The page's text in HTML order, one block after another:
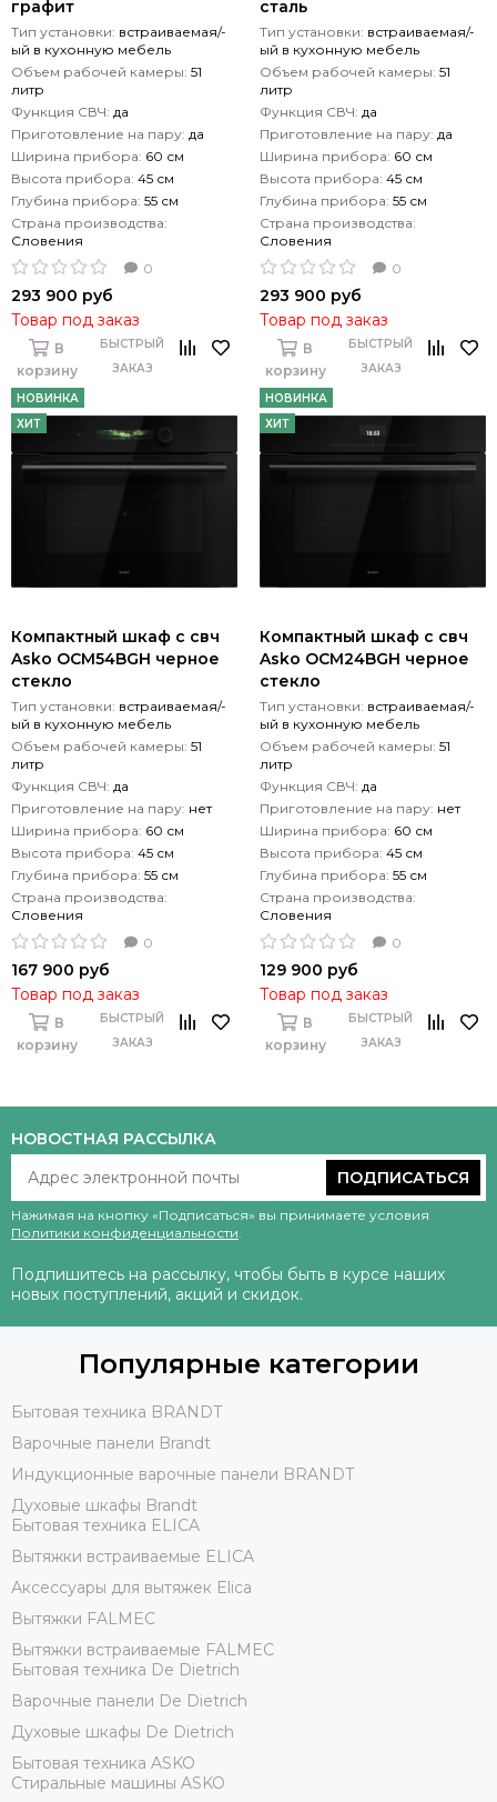
графит
Тип установки: встраиваемая/-
ый в кухонную мебель
Объем рабочей камеры: 51
литр
Функция СВЧ: да
Приготовление на пару: да
Ширина прибора: 60 см
Высота прибора: 45 см
Глубина прибора: 55 см
Страна производства:
Словения
0
293 900 руб
Товар под заказ
В
корзину
БЫСТРЫЙ
ЗАКАЗ
сталь
Тип установки: встраиваемая/-
ый в кухонную мебель
Объем рабочей камеры: 51
литр
Функция СВЧ: да
Приготовление на пару: да
Ширина прибора: 60 см
Высота прибора: 45 см
Глубина прибора: 55 см
Страна производства:
Словения
0
293 900 руб
Товар под заказ
В
корзину
БЫСТРЫЙ
ЗАКАЗ
НОВИНКА
ХИТ
Компактный шкаф с свч
Asko OCM54BGH черное
стекло
Тип установки: встраиваемая/-
ый в кухонную мебель
Объем рабочей камеры: 51
литр
Функция СВЧ: да
Приготовление на пару: нет
Ширина прибора: 60 см
Высота прибора: 45 см
Глубина прибора: 55 см
Страна производства:
Словения
0
167 900 руб
Товар под заказ
В
корзину
БЫСТРЫЙ
ЗАКАЗ
НОВИНКА
ХИТ
Компактный шкаф с свч
Asko OCM24BGH черное
стекло
Тип установки: встраиваемая/-
ый в кухонную мебель
Объем рабочей камеры: 51
литр
Функция СВЧ: да
Приготовление на пару: нет
Ширина прибора: 60 см
Высота прибора: 45 см
Глубина прибора: 55 см
Страна производства:
Словения
0
129 900 руб
Товар под заказ
В
корзину
БЫСТРЫЙ
ЗАКАЗ
НОВОСТНАЯ РАССЫЛКА
ПОДПИСАТЬСЯ
Нажимая на кнопку «Подписаться» вы принимаете условия
Политики конфиденциальности
Подпишитесь на рассылку, чтобы быть в курсе наших
новых поступлений, акций и скидок.
Популярные категории
Бытовая техника BRANDT
Варочные панели Brandt
Индукционные варочные панели BRANDT
Духовые шкафы Brandt
Бытовая техника ELICA
Вытяжки встраиваемые ELICA
Аксессуары для вытяжек Elica
Вытяжки FALMEC
Вытяжки встраиваемые FALMEC
Бытовая техника De Dietrich
Варочные панели De Dietrich
Духовые шкафы De Dietrich
Бытовая техника ASKO
Стиральные машины ASKO